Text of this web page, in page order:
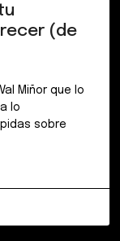
(de
Miñor que lo
lo
sobre